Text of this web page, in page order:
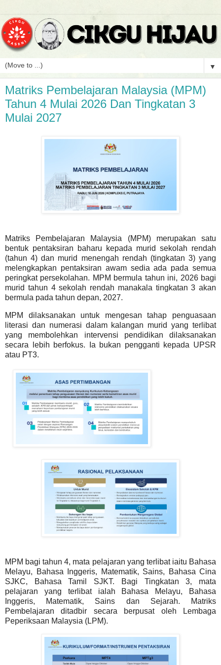
▼
Matriks Pembelajaran Malaysia (MPM)
Tahun 4 Mulai 2026 Dan Tingkatan 3
Mulai 2027
Matriks Pembelajaran Malaysia (MPM) merupakan satu
bentuk pentaksiran baharu kepada murid sekolah rendah
(tahun 4) dan murid menengah rendah (tingkatan 3) yang
melengkapkan pentaksiran awam sedia ada pada semua
peringkat persekolahan. MPM bermula tahun ini, 2026 bagi
murid tahun 4 sekolah rendah manakala tingkatan 3 akan
bermula pada tahun depan, 2027.
MPM dilaksanakan untuk mengesan tahap penguasaan
literasi dan numerasi dalam kalangan murid yang terlibat
yang membolehkan intervensi pendidikan dilaksanakan
secara lebih berfokus. Ia bukan pengganti kepada UPSR
atau PT3.
MPM bagi tahun 4, mata pelajaran yang terlibat iaitu Bahasa
Melayu, Bahasa Inggeris, Matematik, Sains, Bahasa Cina
SJKC, Bahasa Tamil SJKT. Bagi Tingkatan 3, mata
pelajaran yang terlibat ialah Bahasa Melayu, Bahasa
Inggeris, Matematik, Sains dan Sejarah. Matriks
Pembelajaran ditadbir secara berpusat oleh Lembaga
Peperiksaan Malaysia (LPM).